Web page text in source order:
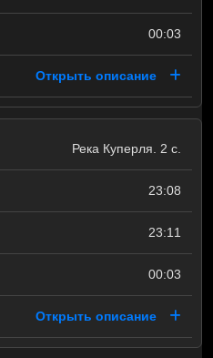
00:03
Открыть описание
Река Куперля. 2 с.
23:08
23:11
00:03
Открыть описание